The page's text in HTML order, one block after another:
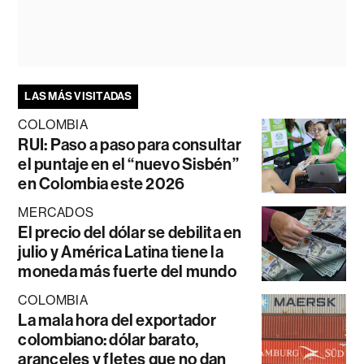
LAS MÁS VISITADAS
COLOMBIA
RUI: Paso a paso para consultar
el puntaje en el “nuevo Sisbén”
en Colombia este 2026
MERCADOS
El precio del dólar se debilita en
julio y América Latina tiene la
moneda más fuerte del mundo
COLOMBIA
La mala hora del exportador
colombiano: dólar barato,
aranceles y fletes que no dan